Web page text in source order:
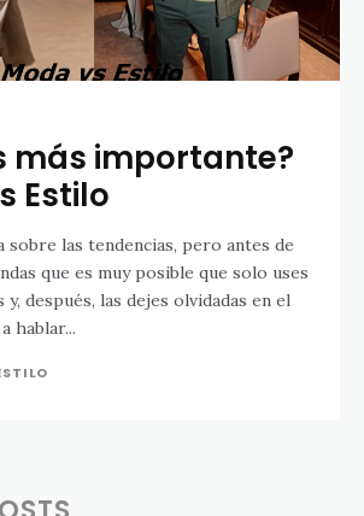
más importante?
Estilo
sobre las tendencias, pero antes de
que es muy posible que solo uses
y, después, las dejes olvidadas en el
hablar...